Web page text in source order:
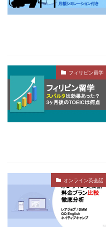
フィリピン留学
オンライン英会話